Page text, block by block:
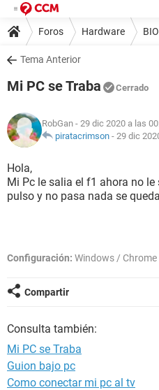
Foros Hardware
Tema Anterior
Mi PC se Traba Cerrado
RobGan - 29 dic 2020 a las
piratacrimson - 29 dic
Hola,
Mi Pc le salia el f1 ahora no
pulso y no pasa nada se
Configuración: Windows /
Compartir
Consulta también:
Mi PC se Traba
Guion bajo pc
Como conectar mi pc al tv